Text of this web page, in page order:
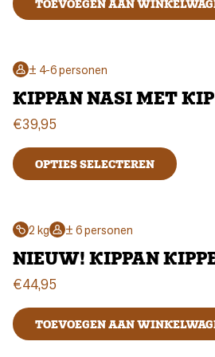
TOEVOEGEN AAN
± 4-6 personen
KIPPAN NASI MET
€39,95
OPTIES SELECTEREN
2 kg ± 6 personen
NIEUW! KIPPAN
€44,95
TOEVOEGEN AAN